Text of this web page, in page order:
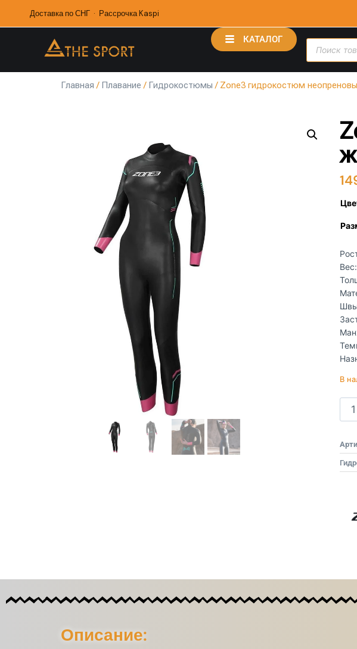
Доставка по СНГ · Рассрочка Kaspi
КАТАЛОГ
Главная / Плавание / Гидрокостюмы / Zone3 гидрокостюм
В
Описание: